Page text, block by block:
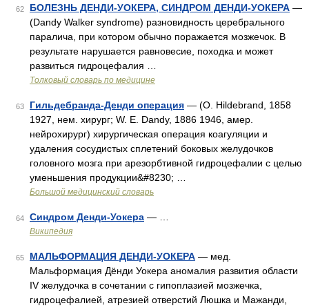
62 БОЛЕЗНЬ ДЕНДИ-УОКЕРА, СИНДРОМ ДЕНДИ-УОКЕРА —
(Dandy Walker syndrome) разновидность церебрального
паралича, при котором обычно поражается мозжечок. В
результате нарушается равновесие, походка и может
развиться гидроцефалия …
Толковый словарь по медицине
63 Гильдебранда-Денди операция — (О. Hildebrand, 1858
1927, нем. хирург; W. Е. Dandy, 1886 1946, амер.
нейрохирург) хирургическая операция коагуляции и
удаления сосудистых сплетений боковых желудочков
головного мозга при арезорбтивной гидроцефалии с целью
уменьшения продукции&#8230; …
Большой медицинский словарь
64 Синдром Денди-Уокера — …
Википедия
65 МАЛЬФОРМАЦИЯ ДЕНДИ-УОКЕРА — мед.
Мальформация Дёнди Уокера аномалия развития области
IV желудочка в сочетании с гипоплазией мозжечка,
гидроцефалией, атрезией отверстий Люшка и Мажанди,